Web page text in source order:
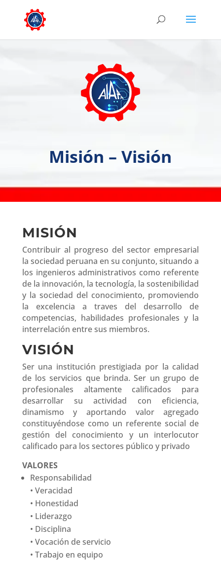
Misión – Visión
MISIÓN
Contribuir al progreso del sector empresarial
la sociedad peruana en su conjunto, situando a
los ingenieros administrativos como referente
de la innovación, la tecnología, la sostenibilidad
y la sociedad del conocimiento, promoviendo
la excelencia a traves del desarrollo de
competencias, habilidades profesionales y la
interrelación entre sus miembros.
VISIÓN
Ser una institución prestigiada por la calidad
de los servicios que brinda. Ser un grupo de
profesionales altamente calificados para
desarrollar su actividad con eficiencia,
dinamismo y aportando valor agregado
constituyéndose como un referente social de
gestión del conocimiento y un interlocutor
calificado para los sectores público y privado
VALORES
Responsabilidad
• Veracidad
• Honestidad
• Liderazgo
• Disciplina
• Vocación de servicio
• Trabajo en equipo